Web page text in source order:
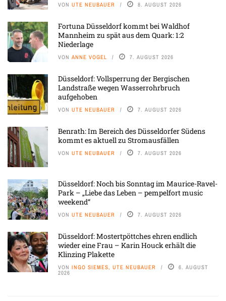
VON UTE NEUBAUER 8. AUGUST 2026
Fortuna Düsseldorf kommt bei Waldhof
Mannheim zu spät aus dem Quark: 1:2
Niederlage
VON ANNE VOGEL 7. AUGUST 2026
Düsseldorf: Vollsperrung der Bergischen
Landstraße wegen Wasserrohrbruch
aufgehoben
VON UTE NEUBAUER 7. AUGUST 2026
Benrath: Im Bereich des Düsseldorfer Südens
kommt es aktuell zu Stromausfällen
VON UTE NEUBAUER 7. AUGUST 2026
Düsseldorf: Noch bis Sonntag im Maurice-Ravel-
Park – „Liebe das Leben – pempelfort music
weekend“
VON UTE NEUBAUER 7. AUGUST 2026
Düsseldorf: Mostertpöttches ehren endlich
wieder eine Frau – Karin Houck erhält die
Klinzing Plakette
VON INGO SIEMES, UTE NEUBAUER 6. AUGUST
2026